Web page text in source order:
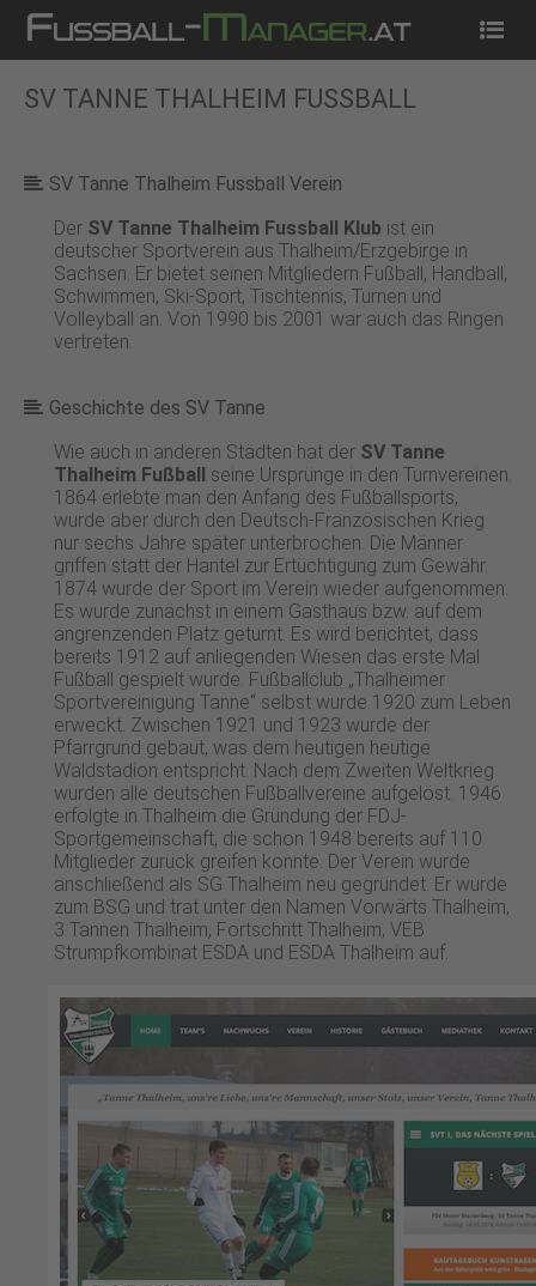
Startseite News Tippspiel Kostenlos Spielen
SV TANNE THALHEIM FUSSBALL
SV Tanne Thalheim Fussball Verein
Der SV Tanne Thalheim Fussball Klub ist ein
deutscher Sportverein aus Thalheim/Erzgebirge in
Sachsen. Er bietet seinen Mitgliedern Fußball, Handball,
Schwimmen, Ski-Sport, Tischtennis, Turnen und
Volleyball an. Von 1990 bis 2001 war auch das Ringen
vertreten.
Geschichte des SV Tanne
Wie auch in anderen Städten hat der SV Tanne
Thalheim Fußball seine Ursprünge in den Turnvereinen.
1864 erlebte man den Anfang des Fußballsports,
wurde aber durch den Deutsch-Französischen Krieg
nur sechs Jahre später unterbrochen. Die Männer
griffen statt der Hantel zur Ertüchtigung zum Gewähr.
1874 wurde der Sport im Verein wieder aufgenommen.
Es wurde zunächst in einem Gasthaus bzw. auf dem
angrenzenden Platz geturnt. Es wird berichtet, dass
bereits 1912 auf anliegenden Wiesen das erste Mal
Fußball gespielt wurde. Fußballclub „Thalheimer
Sportvereinigung Tanne“ selbst wurde 1920 zum Leben
erweckt. Zwischen 1921 und 1923 wurde der
Pfarrgrund gebaut, was dem heutigen heutige
Waldstadion entspricht. Nach dem Zweiten Weltkrieg
wurden alle deutschen Fußballvereine aufgelöst. 1946
erfolgte in Thalheim die Gründung der FDJ-
Sportgemeinschaft, die schon 1948 bereits auf 110
Mitglieder zurück greifen konnte. Der Verein wurde
anschließend als SG Thalheim neu gegründet. Er wurde
zum BSG und trat unter den Namen Vorwärts Thalheim,
3 Tannen Thalheim, Fortschritt Thalheim, VEB
Strumpfkombinat ESDA und ESDA Thalheim auf.